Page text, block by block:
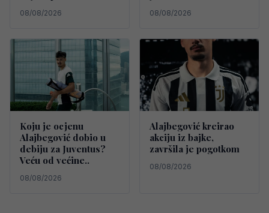
08/08/2026 08/08/2026
Koju je ocjenu
Alajbegović dobio u
debiju za Juventus?
Veću od većine..
08/08/2026
Alajbegović kreirao
akciju iz bajke,
završila je pogotkom
08/08/2026